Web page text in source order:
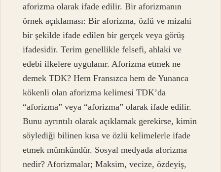
aforizma olarak ifade edilir. Bir aforizmanın
örnek açıklaması: Bir aforizma, özlü ve mizahi
bir şekilde ifade edilen bir gerçek veya görüş
ifadesidir. Terim genellikle felsefi, ahlaki ve
edebi ilkelere uygulanır. Aforizma etmek ne
demek TDK? Hem Fransızca hem de Yunanca
kökenli olan aforizma kelimesi TDK’da
“aforizma” veya “aforizma” olarak ifade edilir.
Bunu ayrıntılı olarak açıklamak gerekirse, kimin
söylediği bilinen kısa ve özlü kelimelerle ifade
etmek mümkündür. Sosyal medyada aforizma
nedir? Aforizmalar; Maksim, vecize, özdeyiş,